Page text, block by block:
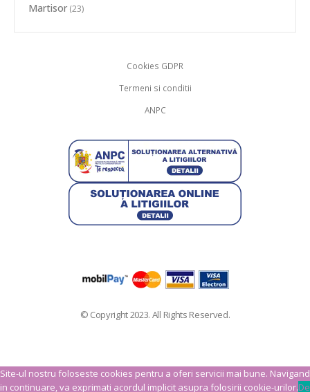
Martisor (23)
Cookies GDPR
Termeni si conditii
ANPC
© Copyright 2023. All Rights Reserved.
Site-ul nostru foloseste cookies pentru a oferi servicii mai bune. Navigand
in continuare, va exprimati acordul implicit asupra folosirii cookie-urilor.De